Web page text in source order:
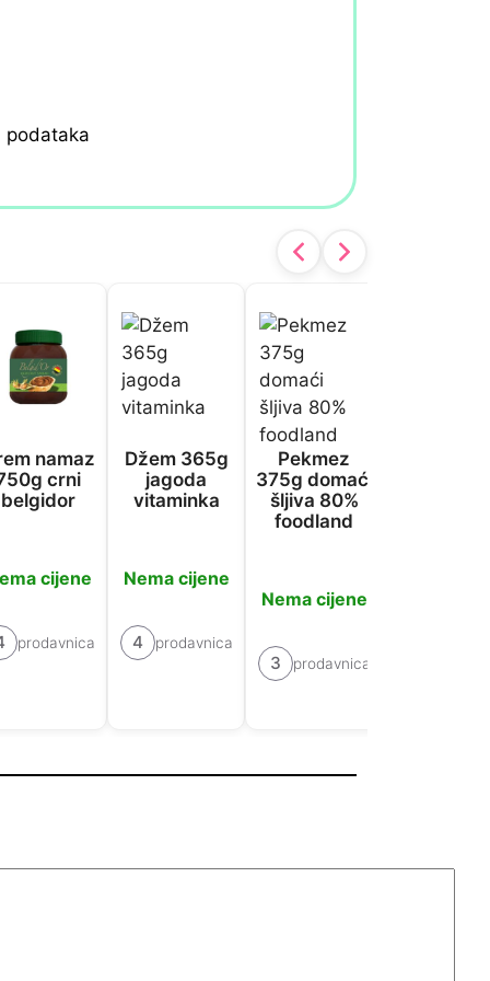
podataka
namaz
crni
belgidor
cijene
prodavnica
Džem 365g
jagoda
vitaminka
Nema cijene
4 prodavnica
Pekmez
375g domaći
šljiva 80%
foodland
Nema cijene
3 prodavnica